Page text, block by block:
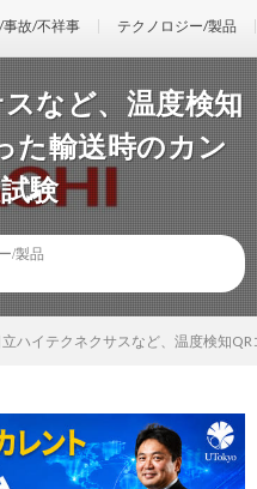
事故/不祥事 テクノロジー/製品
など、温度検知
た輸送時のカン
験
/製品
立ハイテクネクサスなど、温度検知